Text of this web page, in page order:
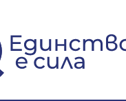
страница